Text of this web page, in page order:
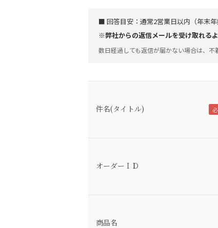
■ 回答目安： 通常2営業日以内（年末年
※弊社からの返信メールを受け取れる
数日経過しても返信が届かない場合は、不
件名(タイトル)
オーダーＩＤ
商品名